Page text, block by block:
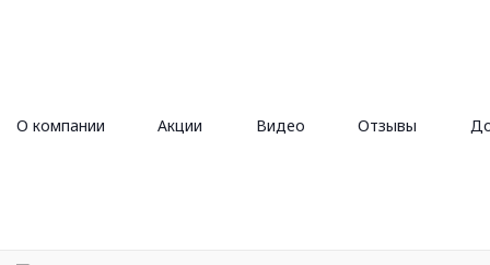
О компании Акции Видео Отзывы